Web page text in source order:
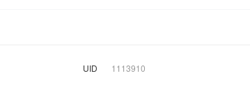
UID 1113910